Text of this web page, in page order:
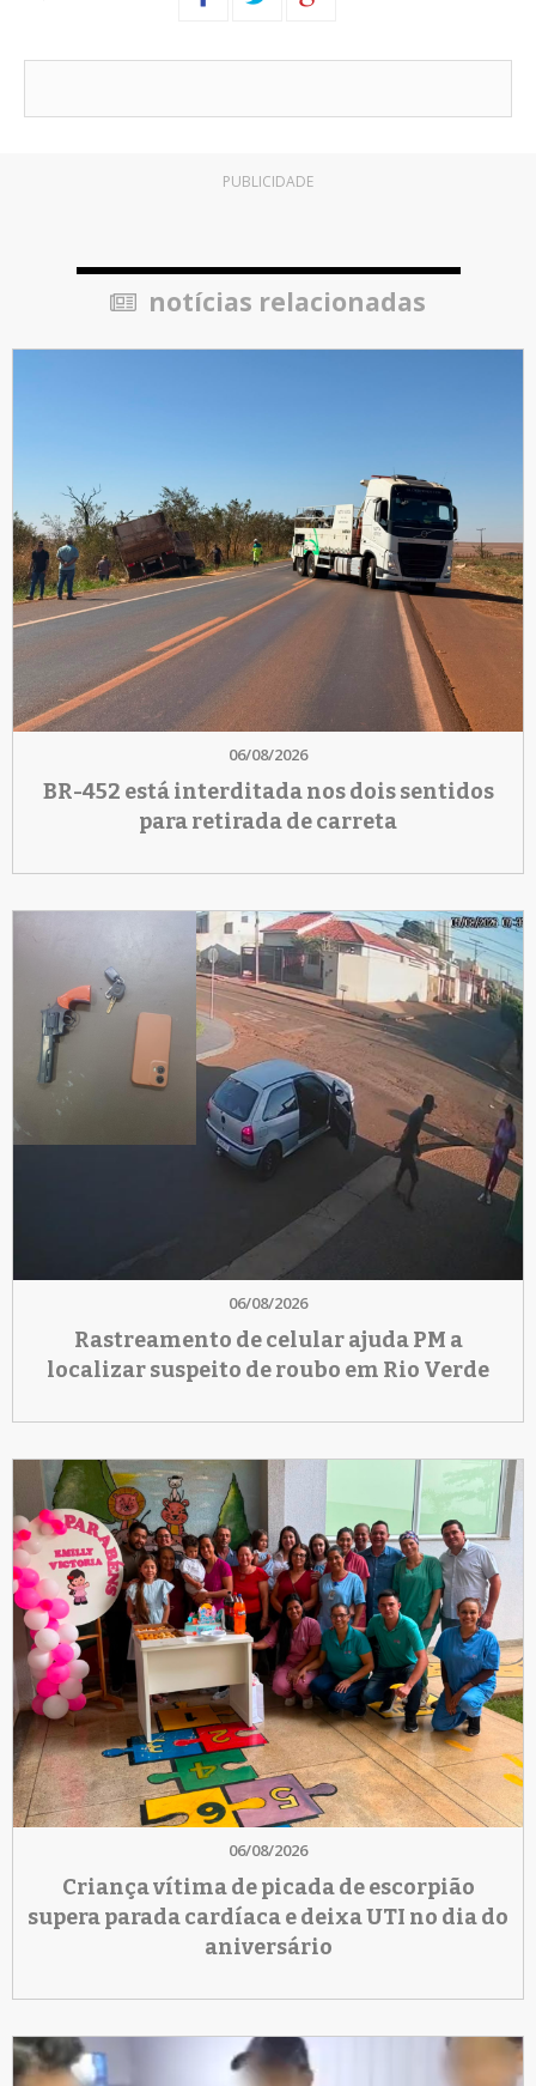
PUBLICIDADE
notícias relacionadas
06/08/2026
BR-452 está interditada nos dois sentidos
para retirada de carreta
06/08/2026
Rastreamento de celular ajuda PM a
localizar suspeito de roubo em Rio Verde
06/08/2026
Criança vítima de picada de escorpião
supera parada cardíaca e deixa UTI no dia do
aniversário